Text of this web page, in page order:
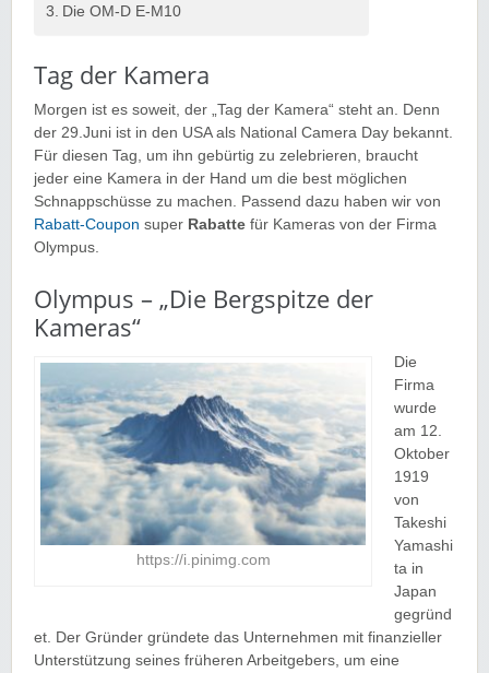
Die OM-D E-M10
Tag der Kamera
Morgen ist es soweit, der „Tag der Kamera“ steht an. Denn
der 29.Juni ist in den USA als National Camera Day bekannt.
Für diesen Tag, um ihn gebürtig zu zelebrieren, braucht
jeder eine Kamera in der Hand um die best möglichen
Schnappschüsse zu machen. Passend dazu haben wir von
Rabatt-Coupon super Rabatte für Kameras von der Firma
Olympus.
Olympus – „Die Bergspitze der
Kameras“
https://i.pinimg.com
Die
Firma
wurde
am 12.
Oktober
1919
von
Takeshi
Yamashi
ta in
Japan
gegründ
et. Der Gründer gründete das Unternehmen mit finanzieller
Unterstützung seines früheren Arbeitgebers, um eine